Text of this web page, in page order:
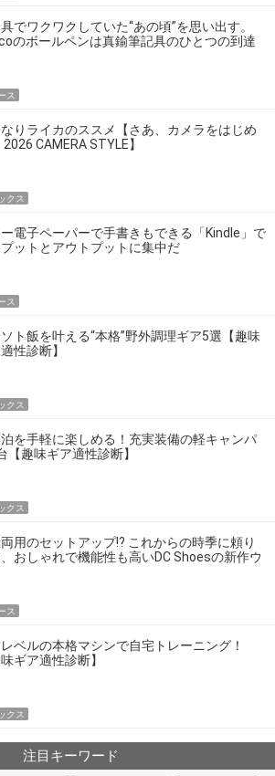
でワクワクしていた“あの頃”を思い出す。
のボールペンは真鍮筆記具のひとつの到達
ス
りライカのススメ【さあ、カメラをはじめ
2026 CAMERA STYLE】
クス
電子ペーパーで手書きもできる「Kindle」で
ットとアウトプットに集中だ
ス
ト飯を叶える“本格”野外調理ギア5選【趣味
性診断】
クス
を手軽に楽しめる！充実装備の軽キャンパ
【趣味ギア適性診断】
クス
用のセットアップ!? これからの時季に頼り
おしゃれで機能性も高いDC Shoesの新作ウ
ス
ベルの本格マシンで自宅トレーニング！
味ギア適性診断】
クス
注目キーワード